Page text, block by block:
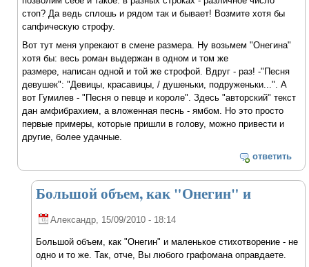
стоп? Да ведь сплошь и рядом так и бывает! Возмите хотя бы
сапфическую строфу.
Вот тут меня упрекают в смене размера. Ну возьмем "Онегина"
хотя бы: весь роман выдержан в одном и том же
размере, написан одной и той же строфой. Вдруг - раз! -"Песня
девушек": "Девицы, красавицы, / душеньки, подруженьки...". А
вот Гумилев - "Песня о певце и короле". Здесь "авторский" текст
дан амфибрахием, а вложенная песнь - ямбом. Но это просто
первые примеры, которые пришли в голову, можно привести и
другие, более удачные.
ответить
Большой объем, как "Онегин" и
Александр , 15/09/2010 - 18:14
Большой объем, как "Онегин" и маленькое стихотворение - не
одно и то же. Так, отче, Вы любого графомана оправдаете.